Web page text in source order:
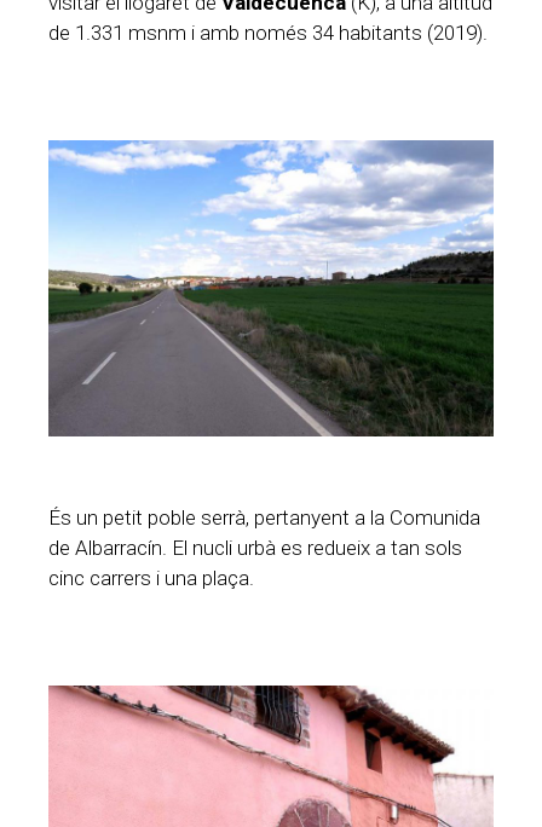
de 1.331 msnm i amb només 34 habitants (2019).
És un petit poble serrà, pertanyent a la Comunida
de Albarracín. El nucli urbà es redueix a tan sols
cinc carrers i una plaça.